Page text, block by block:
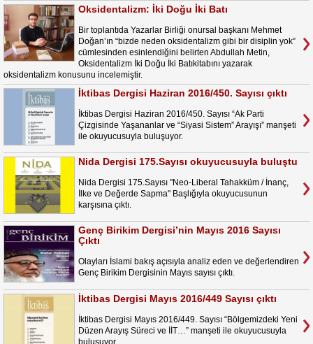
Oksidentalizm: İki Doğu İki Batı
Bir toplantıda Yazarlar Birliği onursal başkanı Mehmet
Doğan’ın “bizde neden oksidentalizm gibi bir disiplin yok”
cümlesinden esinlendiğini belirten Abdullah Metin,
Oksidentalizm İki Doğu İki Batıkitabını yazarak
oksidentalizm konusunu incelemiştir.
İktibas Dergisi Haziran 2016/450. Sayısı çıktı
İktibas Dergisi Haziran 2016/450. Sayısı “Ak Parti
Çizgisinde Yaşananlar ve “Siyasi Sistem” Arayışı” manşeti
ile okuyucusuyla buluşuyor.
Nida Dergisi 175.Sayısı okuyucusuyla buluştu
Nida Dergisi 175.Sayısı "Neo-Liberal Tahakküm / İnanç,
İlke ve Değerde Sapma" Başlığıyla okuyucusunun
karşısına çıktı.
Genç Birikim Dergisi’nin Mayıs 2016 Sayısı
Çıktı
Olayları İslami bakış açısıyla analiz eden ve değerlendiren
Genç Birikim Dergisinin Mayıs sayısı çıktı.
İktibas Dergisi Mayıs 2016/449 Sayısı çıktı
İktibas Dergisi Mayıs 2016/449. Sayısı “Bölgemizdeki Yeni
Düzen Arayış Süreci ve İİT…” manşeti ile okuyucusuyla
buluşuyor.